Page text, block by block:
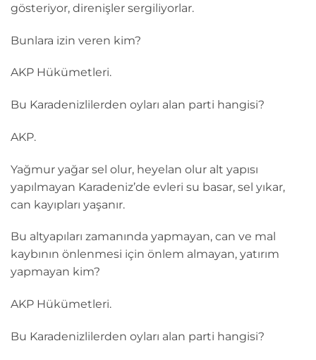
gösteriyor, direnişler sergiliyorlar.
Bunlara izin veren kim?
AKP Hükümetleri.
Bu Karadenizlilerden oyları alan parti hangisi?
AKP.
Yağmur yağar sel olur, heyelan olur alt yapısı
yapılmayan Karadeniz’de evleri su basar, sel yıkar,
can kayıpları yaşanır.
Bu altyapıları zamanında yapmayan, can ve mal
kaybının önlenmesi için önlem almayan, yatırım
yapmayan kim?
AKP Hükümetleri.
Bu Karadenizlilerden oyları alan parti hangisi?